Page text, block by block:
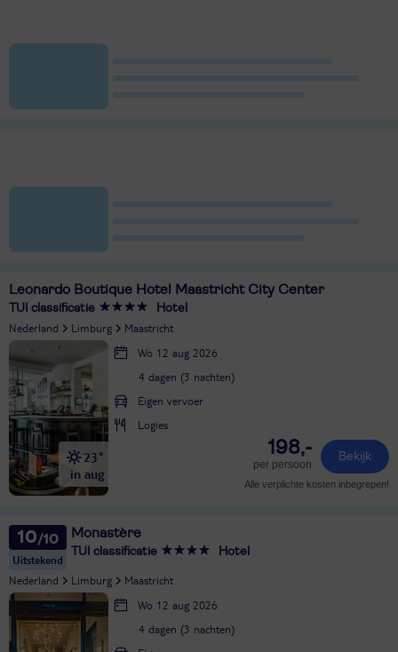
Leonardo Boutique Hotel Maastricht City Center
TUI classificatie Hotel
Nederland Limburg Maastricht
23°
in aug
Wo 12 aug 2026
4 dagen (3 nachten)
Eigen vervoer
Logies
198,-
per persoon
Bekijk
Alle verplichte kosten inbegrepen!
10
Uitstekend
Monastère
TUI classificatie Hotel
Nederland Limburg
Maastricht
Wo 12 aug 2026
4 dagen (3 nachten)